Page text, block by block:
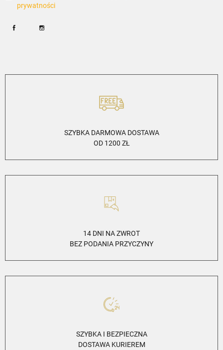
prywatności
SZYBKA DARMOWA DOSTAWA
OD 1200 ZŁ
14 DNI NA ZWROT
BEZ PODANIA PRZYCZYNY
SZYBKA I BEZPIECZNA
DOSTAWA KURIEREM